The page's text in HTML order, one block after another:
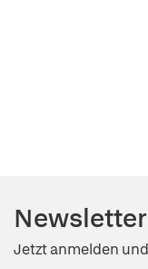
Newsletter
Jetzt anmelden